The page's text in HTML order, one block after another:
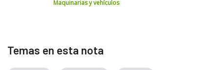
Maquinarias y vehículos
Temas en esta nota